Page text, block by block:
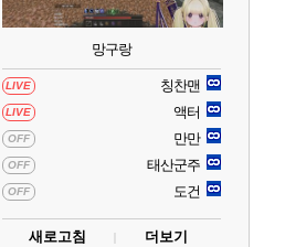
망구랑
LIVE 칭찬맨
LIVE 액터
OFF 만만
OFF 태산군주
OFF 도건
새로고침 더보기